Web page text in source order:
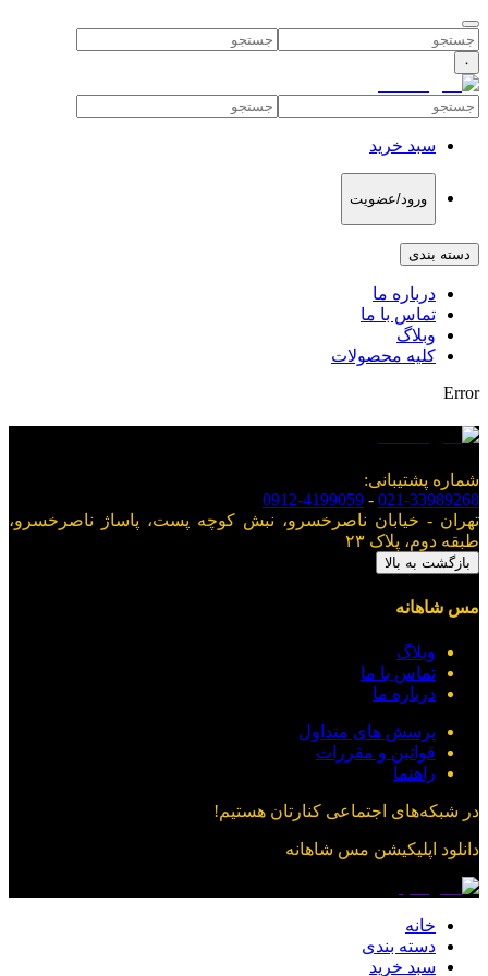
۰
سبد خرید
ورود/عضویت
دسته بندی
درباره ما
تماس با ما
وبلاگ
کلیه محصولات
Error
شماره پشتیبانی:
021-33989268
-
0912-4199059
تهران - خیابان ناصرخسرو، نبش کوچه پست، پاساژ ناصرخسرو،
طبقه دوم، پلاک ۲۳
بازگشت به بالا
مس شاهانه
وبلاگ
تماس با ما
درباره ما
پرسش های متداول
قوانین و مقررات
راهنما
در شبکه‌های اجتماعی کنارتان هستیم!
دانلود اپلیکیشن مس شاهانه
خانه
دسته بندی
سبد خرید